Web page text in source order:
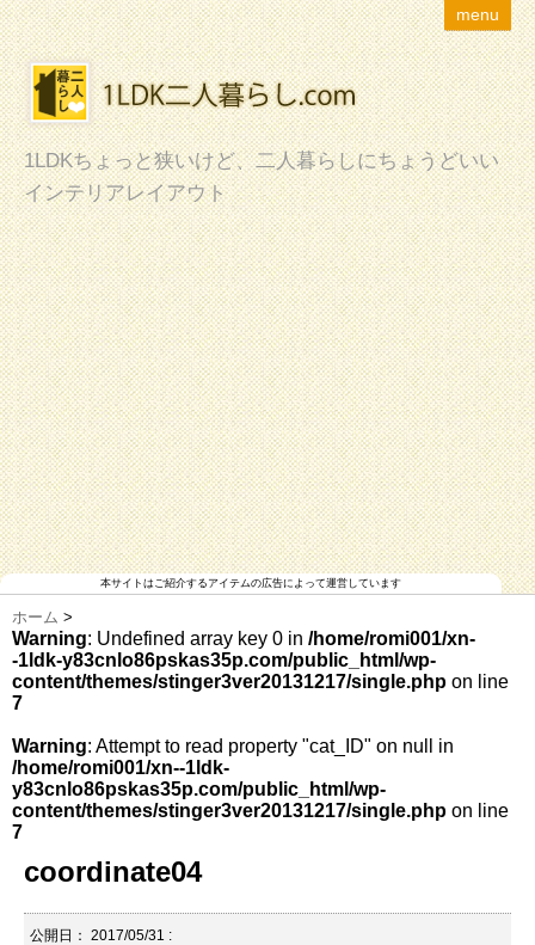
menu
1LDKちょっと狭いけど、二人暮らしにちょうどいい
インテリアレイアウト
本サイトはご紹介するアイテムの広告によって運営しています
ホーム >
Warning: Undefined array key 0 in /home/romi001/xn-
-1ldk-y83cnlo86pskas35p.com/public_html/wp-
content/themes/stinger3ver20131217/single.php on line
7
Warning: Attempt to read property "cat_ID" on null in
/home/romi001/xn--1ldk-
y83cnlo86pskas35p.com/public_html/wp-
content/themes/stinger3ver20131217/single.php on line
7
coordinate04
公開日： 2017/05/31 :